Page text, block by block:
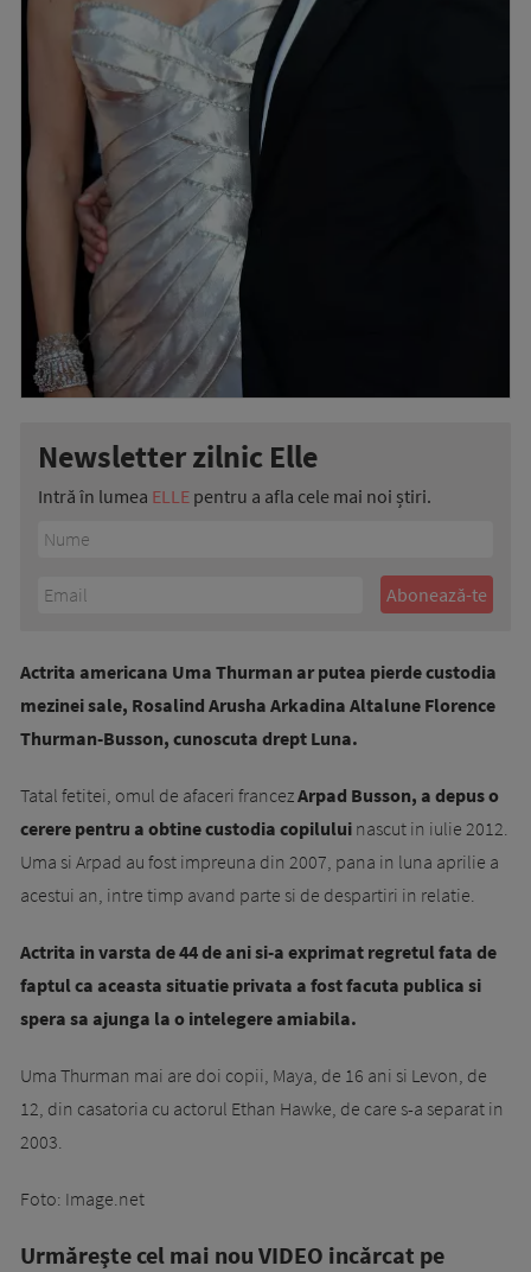
Newsletter zilnic Elle
Intră în lumea ELLE pentru a afla cele mai noi știri.
Actrita americana Uma Thurman ar putea pierde custodia
mezinei sale, Rosalind Arusha Arkadina Altalune Florence
Thurman-Busson, cunoscuta drept Luna.
Tatal fetitei, omul de afaceri francezArpad Busson, a depus o
cerere pentru a obtine custodia copilului nascut in iulie 2012.
Uma si Arpad au fost impreuna din 2007, pana in luna aprilie a
acestui an, intre timp avand parte si de despartiri in relatie.
Actrita in varsta de 44 de ani si-a exprimat regretul fata de
faptul ca aceasta situatie privata a fost facuta publica si
spera sa ajunga la o intelegere amiabila.
Uma Thurman mai are doi copii, Maya, de 16 ani si Levon, de
12, din casatoria cu actorul Ethan Hawke, de care s-a separat in
2003.
Foto: Image.net
Urmăreşte cel mai nou VIDEO incărcat pe